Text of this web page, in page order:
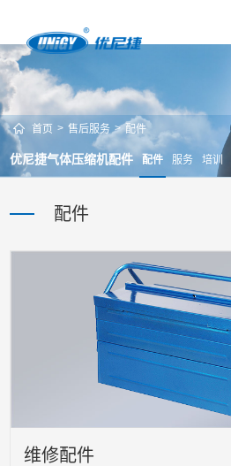
首页 > 售后服务 >配件
优尼捷气体压缩机配件 配件 服务 培训
配件
维修配件